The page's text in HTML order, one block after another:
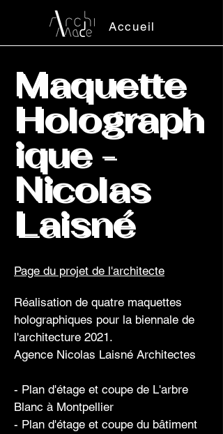
Accueil
Maquette
Holograph
ique -
Nicolas
Laisné
Page du projet de l'architecte
Réalisation de quatre maquettes
holographiques pour la biennale de
l'architecture 2021.
Agence Nicolas Laisné Architectes
- Plan d'étage et coupe de L'arbre
Blanc à Montpellier
- Plan d'étage et coupe du bâtiment